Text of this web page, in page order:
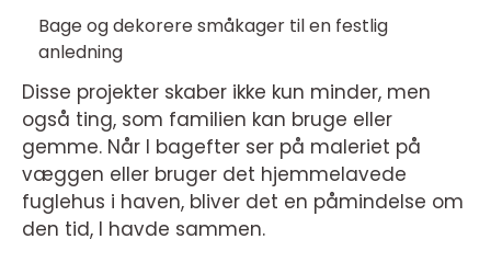
Bage og dekorere småkager til en festlig
anledning
Disse projekter skaber ikke kun minder, men
også ting, som familien kan bruge eller
gemme. Når I bagefter ser på maleriet på
væggen eller bruger det hjemmelavede
fuglehus i haven, bliver det en påmindelse om
den tid, I havde sammen.